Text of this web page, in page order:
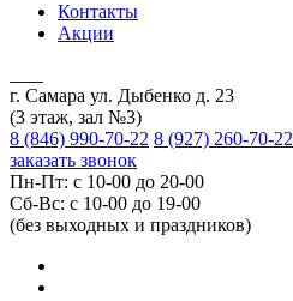
Контакты
Акции
г. Самара ул. Дыбенко д. 23
(3 этаж, зал №3)
8 (846) 990-70-22 8 (927) 260-70-22
заказать звонок
Пн-Пт: с 10-00 до 20-00
Сб-Вс: с 10-00 до 19-00
(без выходных и праздников)